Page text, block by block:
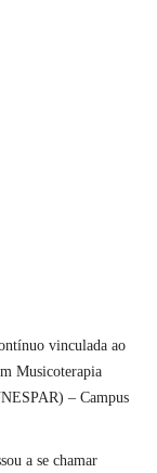
vinculada ao
Musicoterapia
– Campus
a se chamar